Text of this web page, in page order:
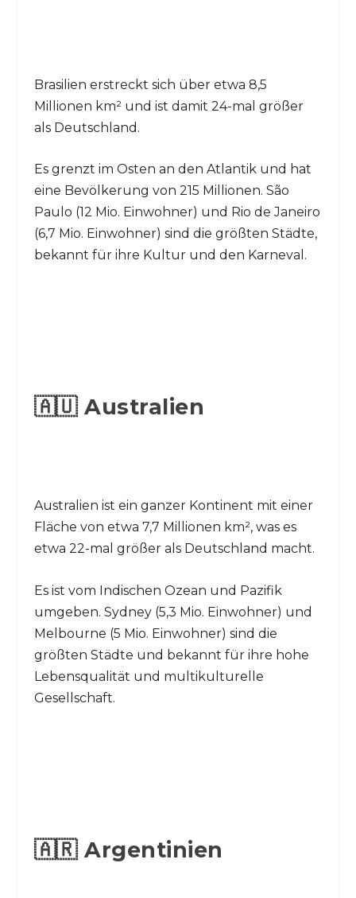
Brasilien erstreckt sich über etwa 8,5
Millionen km² und ist damit 24-mal größer
als Deutschland.
Es grenzt im Osten an den Atlantik und hat
eine Bevölkerung von 215 Millionen. São
Paulo (12 Mio. Einwohner) und Rio de Janeiro
(6,7 Mio. Einwohner) sind die größten Städte,
bekannt für ihre Kultur und den Karneval.
🇦🇺 Australien
Australien ist ein ganzer Kontinent mit einer
Fläche von etwa 7,7 Millionen km², was es
etwa 22-mal größer als Deutschland macht.
Es ist vom Indischen Ozean und Pazifik
umgeben. Sydney (5,3 Mio. Einwohner) und
Melbourne (5 Mio. Einwohner) sind die
größten Städte und bekannt für ihre hohe
Lebensqualität und multikulturelle
Gesellschaft.
🇦🇷 Argentinien